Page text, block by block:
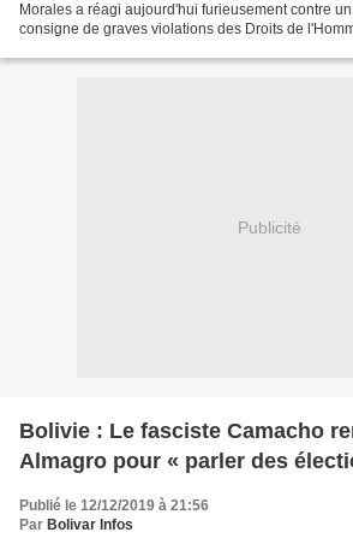
Morales a réagi aujourd'hui furieusement contre
consigne de graves violations des Droits de
Publicité
Bolivie : Le fasciste Camacho
Almagro pour « parler des
Publié le 12/12/2019 à 21:56
Par Bolivar Infos